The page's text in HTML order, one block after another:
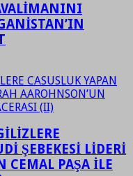
ŞEBEKESİ LİDERİ
CEMAL PAŞA İLE